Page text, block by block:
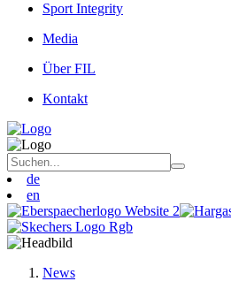
Sport Integrity
Media
Über FIL
Kontakt
de
en
News